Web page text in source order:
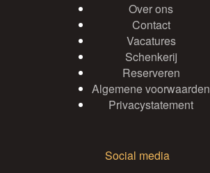
Over ons
Contact
Vacatures
Schenkerij
Reserveren
Algemene voorwaarden
Privacystatement
Social media